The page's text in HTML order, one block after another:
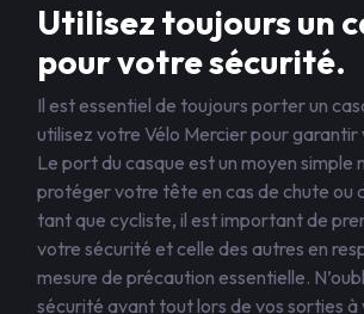
Utilisez toujours un
pour votre sécurité.
Il est essentiel de toujours porter un
utilisez votre Vélo Mercier pour
Le port du casque est un moyen simple
protéger votre tête en cas de chute ou
tant que cycliste, il est important de
votre sécurité et celle des autres en
mesure de précaution essentielle.
sécurité avant tout lors de vos sorties